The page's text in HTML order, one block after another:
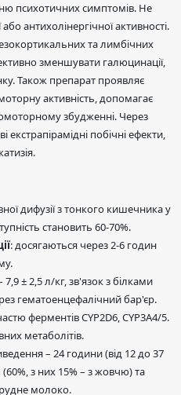
психотичних симптомів. Не
антихолінергічної активності.
та лимбічних
зменшувати галюцинації,
Також препарат проявляє
активність, допомагає
збудженні. Через
екстрапірамідні побічні ефекти,
дифузії з тонкого кишечника у
становить 60-70%.
: досягаються через 2-6 годин
± 2,5 л/кг, зв'язок з білками
гематоенцефалічний бар'єр.
ферментів CYP2D6, CYP3A4/5.
метаболітів.
– 24 години (від 12 до 37
з них 15% – з жовчю) та
молоко.